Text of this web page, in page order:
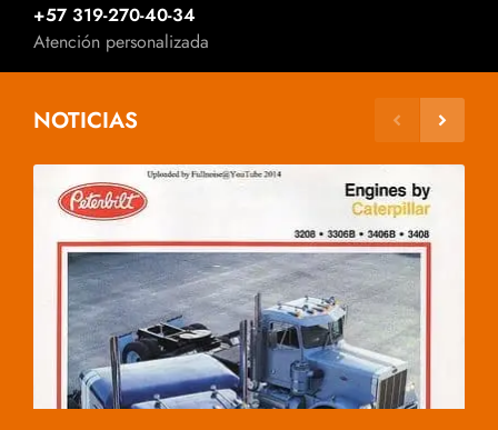
+57 319-270-40-34
Atención personalizada
NOTICIAS